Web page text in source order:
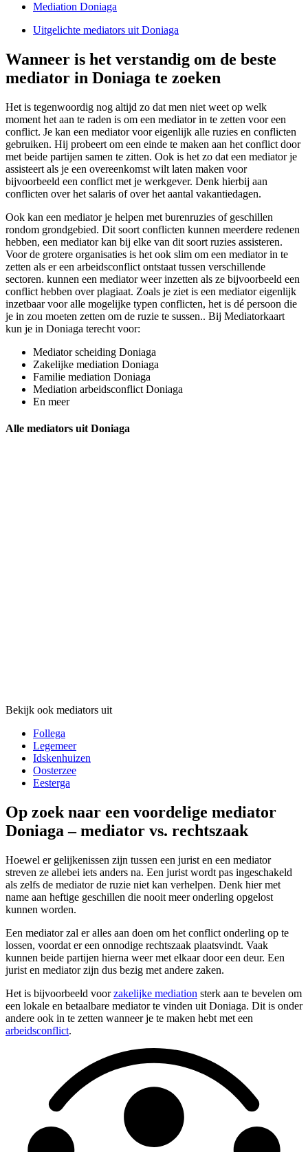
Mediation Doniaga
Uitgelichte mediators uit Doniaga
Wanneer is het verstandig om de beste
mediator in Doniaga te zoeken
Het is tegenwoordig nog altijd zo dat men niet weet op welk
moment het aan te raden is om een mediator in te zetten voor een
conflict. Je kan een mediator voor eigenlijk alle ruzies en conflicten
gebruiken. Hij probeert om een einde te maken aan het conflict door
met beide partijen samen te zitten. Ook is het zo dat een mediator je
assisteert als je een overeenkomst wilt laten maken voor
bijvoorbeeld een conflict met je werkgever. Denk hierbij aan
conflicten over het salaris of over het aantal vakantiedagen.
Ook kan een mediator je helpen met burenruzies of geschillen
rondom grondgebied. Dit soort conflicten kunnen meerdere redenen
hebben, een mediator kan bij elke van dit soort ruzies assisteren.
Voor de grotere organisaties is het ook slim om een mediator in te
zetten als er een arbeidsconflict ontstaat tussen verschillende
sectoren. kunnen een mediator weer inzetten als ze bijvoorbeeld een
conflict hebben over plagiaat. Zoals je ziet is een mediator eigenlijk
inzetbaar voor alle mogelijke typen conflicten, het is dé persoon die
je in zou moeten zetten om de ruzie te sussen.. Bij Mediatorkaart
kun je in Doniaga terecht voor:
Mediator scheiding Doniaga
Zakelijke mediation Doniaga
Familie mediation Doniaga
Mediation arbeidsconflict Doniaga
En meer
Alle mediators uit Doniaga
Bekijk ook mediators uit
Follega
Legemeer
Idskenhuizen
Oosterzee
Eesterga
Op zoek naar een voordelige mediator
Doniaga – mediator vs. rechtszaak
Hoewel er gelijkenissen zijn tussen een jurist en een mediator
streven ze allebei iets anders na. Een jurist wordt pas ingeschakeld
als zelfs de mediator de ruzie niet kan verhelpen. Denk hier met
name aan heftige geschillen die nooit meer onderling opgelost
kunnen worden.
Een mediator zal er alles aan doen om het conflict onderling op te
lossen, voordat er een onnodige rechtszaak plaatsvindt. Vaak
kunnen beide partijen hierna weer met elkaar door een deur. Een
jurist en mediator zijn dus bezig met andere zaken.
Het is bijvoorbeeld voorzakelijke mediation sterk aan te bevelen om
een lokale en betaalbare mediator te vinden uit Doniaga. Dit is onder
andere ook in te zetten wanneer je te maken hebt met een
arbeidsconflict.